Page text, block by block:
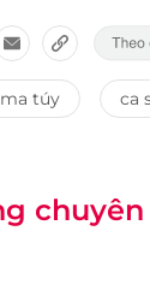
ma túy ca